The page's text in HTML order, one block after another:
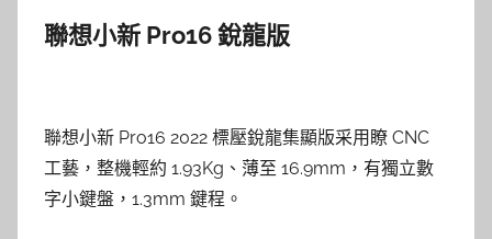
聯想小新 Pro16 銳龍版
聯想小新 Pro16 2022 標壓銳龍集顯版采用瞭 CNC
工藝，整機輕約 1.93Kg、薄至 16.9mm，有獨立數
字小鍵盤，1.3mm 鍵程。